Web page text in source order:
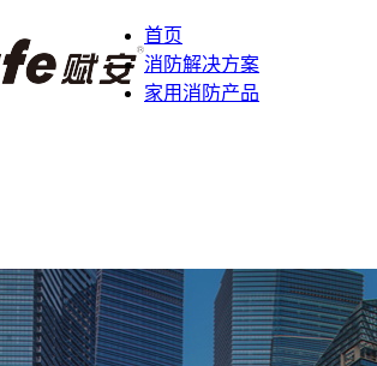
首页
消防解决方案
家用消防产品